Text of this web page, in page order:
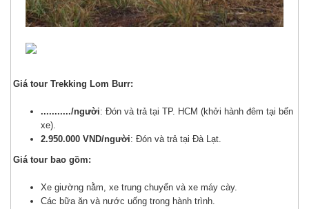
Giá tour Trekking Lom Burr:
.........../người: Đón và trả tại TP. HCM (khởi hành đêm tại bến
xe).
2.950.000 VND/người: Đón và trả tại Đà Lạt.
Giá tour bao gồm:
Xe giường nằm, xe trung chuyển và xe máy cày.
Các bữa ăn và nước uống trong hành trình.